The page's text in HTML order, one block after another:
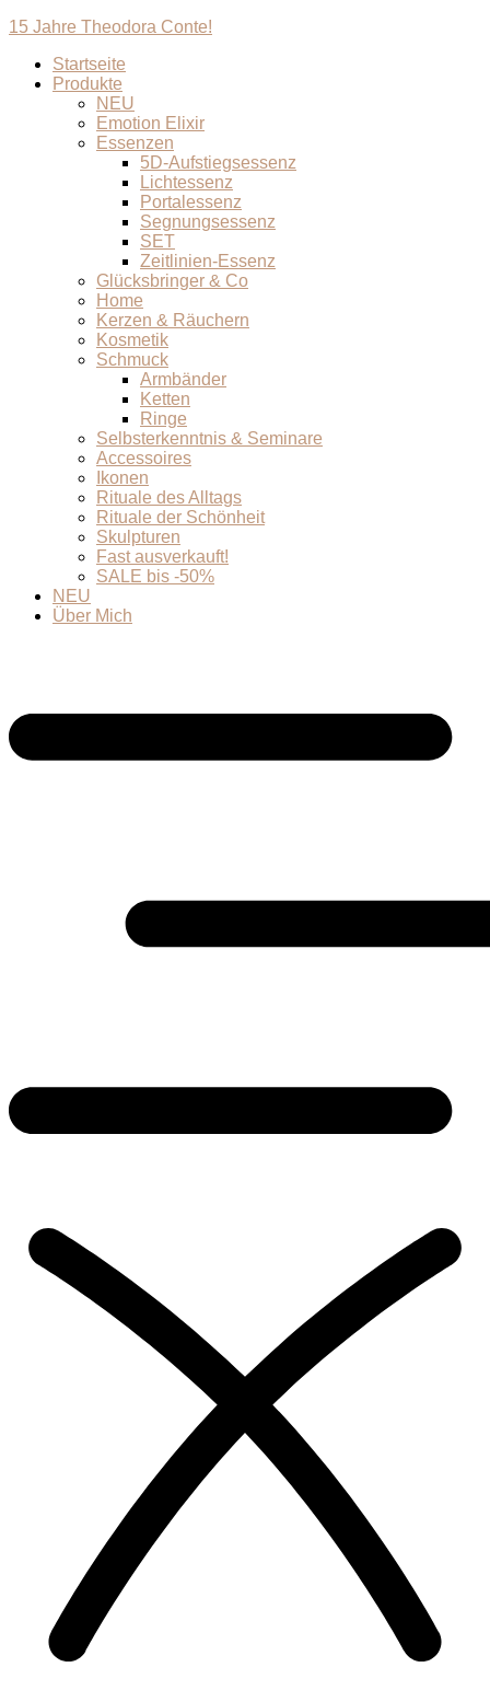
15 Jahre Theodora Conte!
Startseite
Produkte
NEU
Emotion Elixir
Essenzen
5D-Aufstiegsessenz
Lichtessenz
Portalessenz
Segnungsessenz
SET
Zeitlinien-Essenz
Glücksbringer & Co
Home
Kerzen & Räuchern
Kosmetik
Schmuck
Armbänder
Ketten
Ringe
Selbsterkenntnis & Seminare
Accessoires
Ikonen
Rituale des Alltags
Rituale der Schönheit
Skulpturen
Fast ausverkauft!
SALE bis -50%
NEU
Über Mich